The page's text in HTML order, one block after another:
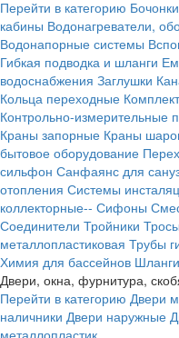
Перейти в категорию Бочонки
кабины Водонагреватели,
Водонапорные системы
Гибкая подводка и шланги
водоснабжения Заглушки
Кольца переходные
Контрольно-измерительные
Краны запорные Краны
бытовое оборудование
сильфон Санфаянс для
отопления Системы
коллекторные-- Сифоны
Соединители Тройники
металлопластиковая Трубы
Химия для бассейнов
Двери, окна, фурнитура,
Перейти в категорию Двери
наличники Двери наружные
металлопластик